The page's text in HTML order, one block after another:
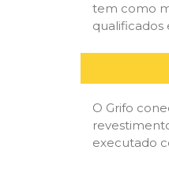
tem como
qualificados
O Grifo
executado